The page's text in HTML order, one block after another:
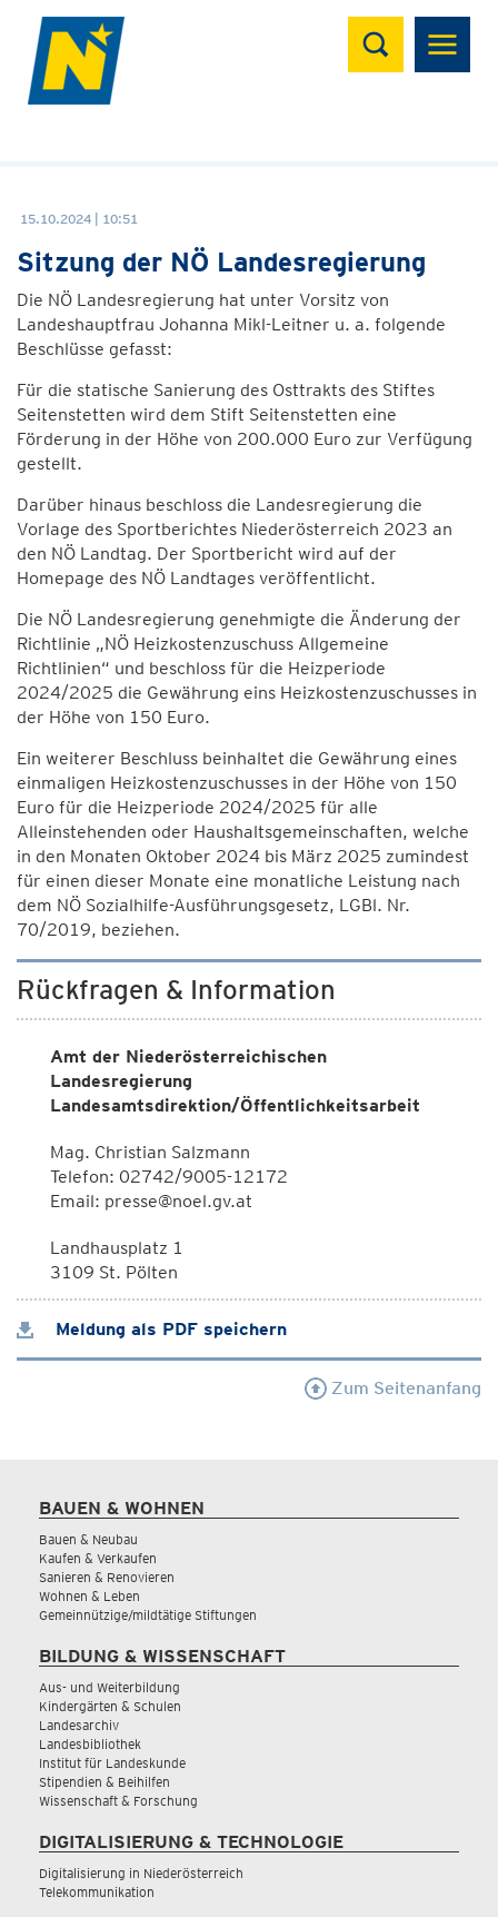
Suchen
15.10.2024 | 10:51
Sitzung der NÖ Landesregierung
Die NÖ Landesregierung hat unter Vorsitz von
Landeshauptfrau Johanna Mikl-Leitner u. a. folgende
Beschlüsse gefasst:
Für die statische Sanierung des Osttrakts des Stiftes
Seitenstetten wird dem Stift Seitenstetten eine
Förderung in der Höhe von 200.000 Euro zur Verfügung
gestellt.
Darüber hinaus beschloss die Landesregierung die
Vorlage des Sportberichtes Niederösterreich 2023 an
den NÖ Landtag. Der Sportbericht wird auf der
Homepage des NÖ Landtages veröffentlicht.
Die NÖ Landesregierung genehmigte die Änderung der
Richtlinie „NÖ Heizkostenzuschuss Allgemeine
Richtlinien“ und beschloss für die Heizperiode
2024/2025 die Gewährung eins Heizkostenzuschusses in
der Höhe von 150 Euro.
Ein weiterer Beschluss beinhaltet die Gewährung eines
einmaligen Heizkostenzuschusses in der Höhe von 150
Euro für die Heizperiode 2024/2025 für alle
Alleinstehenden oder Haushaltsgemeinschaften, welche
in den Monaten Oktober 2024 bis März 2025 zumindest
für einen dieser Monate eine monatliche Leistung nach
dem NÖ Sozial­hilfe-Ausführungsgesetz, LGBl. Nr.
70/2019, beziehen.
Rückfragen & Information
Amt der Niederösterreichischen
Landesregierung
Landesamtsdirektion/Öffentlichkeitsarbeit
Mag. Christian Salzmann
Telefon: 02742/9005-12172
Email: presse@noel.gv.at
Landhausplatz 1
3109 St. Pölten
Meldung als PDF speichern
Zum Seitenanfang
BAUEN & WOHNEN
Bauen & Neubau
Kaufen & Verkaufen
Sanieren & Renovieren
Wohnen & Leben
Gemeinnützige/mildtätige Stiftungen
BILDUNG & WISSENSCHAFT
Aus- und Weiterbildung
Kindergärten & Schulen
Landesarchiv
Landesbibliothek
Institut für Landeskunde
Stipendien & Beihilfen
Wissenschaft & Forschung
DIGITALISIERUNG & TECHNOLOGIE
Digitalisierung in Niederösterreich
Telekommunikation